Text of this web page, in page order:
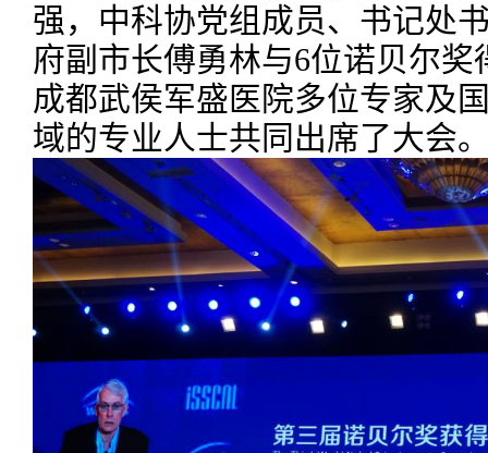
强，中科协党组成员、书记处
府副市长傅勇林与6位诺贝尔
成都武侯军盛医院多位专家及
域的专业人士共同出席了大会